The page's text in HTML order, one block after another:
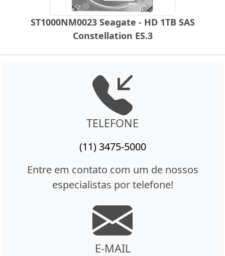
ST1000NM0023 Seagate - HD 1TB SAS
Constellation ES.3
TELEFONE
(11) 3475-5000
Entre em contato com um de nossos
especialistas por telefone!
E-MAIL